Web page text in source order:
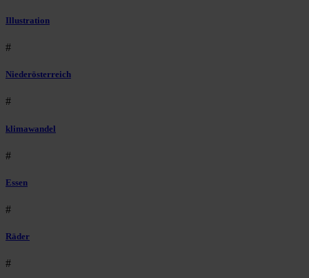
Illustration
#
Niederösterreich
#
klimawandel
#
Essen
#
Räder
#